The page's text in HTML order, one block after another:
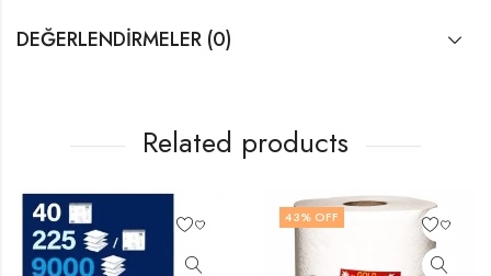
DEĞERLENDIRMELER (0)
Related products
43% OFF